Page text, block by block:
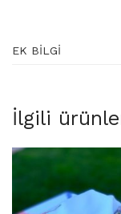
EK BILGI
İlgili